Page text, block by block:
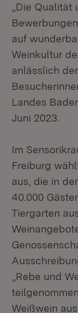
„Die
auf
Weinkultur
anlässlich
Landes
Juni 2023.
Im
Freiburg
aus, die in
40.000
Tiergarten
„Rebe und
Weißwein